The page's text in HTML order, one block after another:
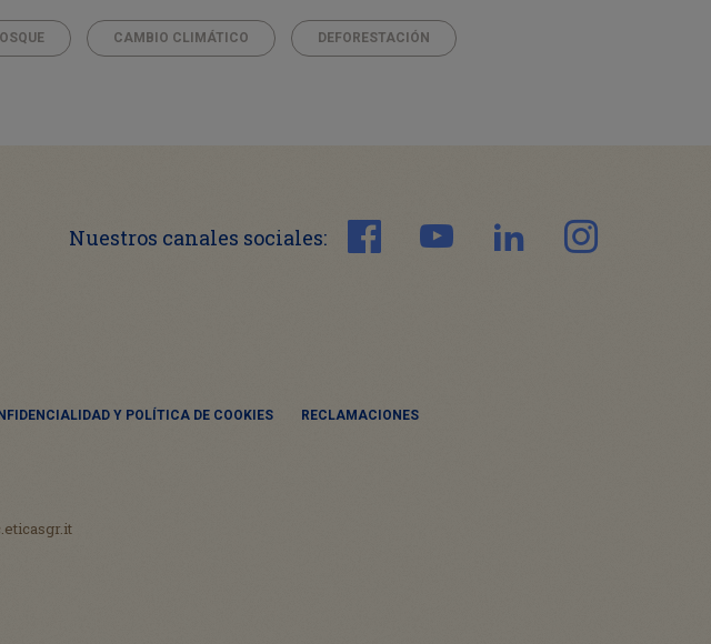
CAMBIO CLIMÁTICO DEFORESTACIÓN
Nuestros canales sociales:
Y POLÍTICA DE COOKIES RECLAMACIONES